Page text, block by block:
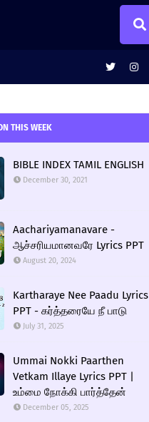
THIS WEEK
BIBLE INDEX TAMIL ENGLISH
December 30, 2021
Aachariyamanavare -
ஆச்சரியமானவரே Lyrics PPT
August 20, 2024
Kartharaye Nee Paadu Lyrics
PPT - கர்த்தரையே நீ பாடு
July 31, 2025
Ummai Nokki Paarthen
Vetkam Illaye Lyrics PPT |
உம்மை நோக்கி பார்த்தேன்
December 05, 2025